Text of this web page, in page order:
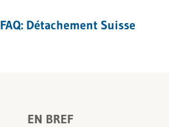
FAQ: Détachement Suisse
EN BREF